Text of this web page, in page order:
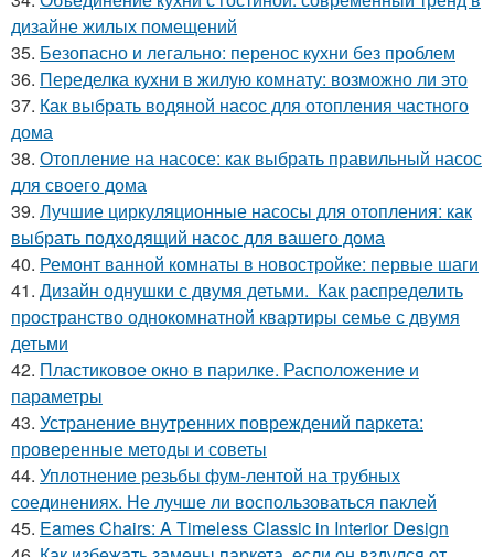
дизайне жилых помещений
35. Безопасно и легально: перенос кухни без проблем
36. Переделка кухни в жилую комнату: возможно ли это
37. Как выбрать водяной насос для отопления частного
дома
38. Отопление на насосе: как выбрать правильный насос
для своего дома
39. Лучшие циркуляционные насосы для отопления: как
выбрать подходящий насос для вашего дома
40. Ремонт ванной комнаты в новостройке: первые шаги
41. Дизайн однушки с двумя детьми. Как распределить
пространство однокомнатной квартиры семье с двумя
детьми
42. Пластиковое окно в парилке. Расположение и
параметры
43. Устранение внутренних повреждений паркета:
проверенные методы и советы
44. Уплотнение резьбы фум-лентой на трубных
соединениях. Не лучше ли воспользоваться паклей
45. Eames Chairs: A Timeless Classic in Interior Design